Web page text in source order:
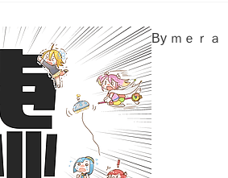
By ｍｅｒａ